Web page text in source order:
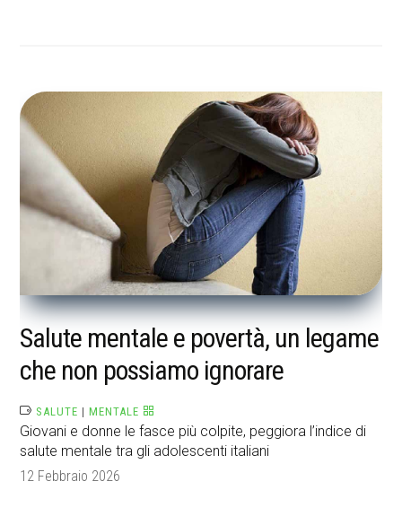
Salute mentale e povertà, un legame
che non possiamo ignorare
SALUTE |MENTALE
Giovani e donne le fasce più colpite, peggiora l’indice di
salute mentale tra gli adolescenti italiani
12 Febbraio 2026